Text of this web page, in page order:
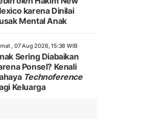
karena Dinilai
Mental Anak
, 07 Aug 2026, 15:38 WIB
Sering Diabaikan
Ponsel? Kenali
Technoference
Keluarga